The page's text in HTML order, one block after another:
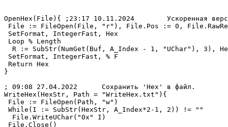
OpenHex(File){ ;23:17 10.11.2024	Ускоренная версия:
File := FileOpen(File, "r"), File.Pos := 0,
SetFormat, IntegerFast, Hex
Loop % Length
R := SubStr(NumGet(Buf, A_Index - 1, "UChar"), 3),
SetFormat, IntegerFast, % F
Return Hex
}
; 09:08 27.04.2022	Сохранить 'Hex' в файл.
WriteHex(HexStr, Path = "WriteHex.txt"){
File := FileOpen(Path, "w")
While(I := SubStr(HexStr, A_Index*2-1, 2)) != ""
  File.WriteUChar("0x" I)
File.Close()